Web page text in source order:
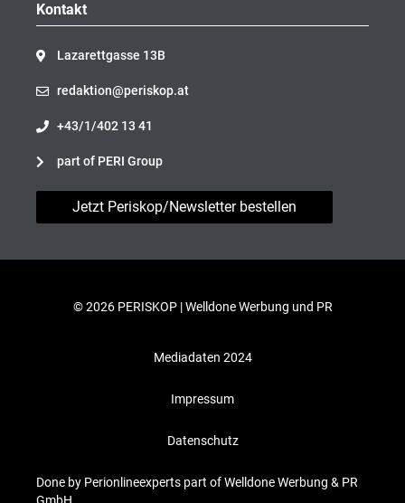
Kontakt
Lazarettgasse 13B
redaktion@periskop.at
+43/1/402 13 41
part of PERI Group
Jetzt Periskop/Newsletter bestellen
© 2026 PERISKOP |Welldone Werbung und PR
Mediadaten 2024
Impressum
Datenschutz
Done by Perionlineexperts part of Welldone Werbung & PR